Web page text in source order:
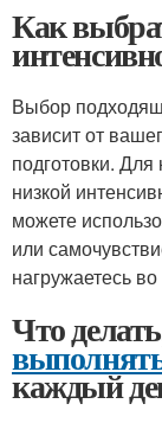
Как
Выбор
зависит от
подготовки. Для
низкой
можете
или
нагружаетесь
Что
каждый